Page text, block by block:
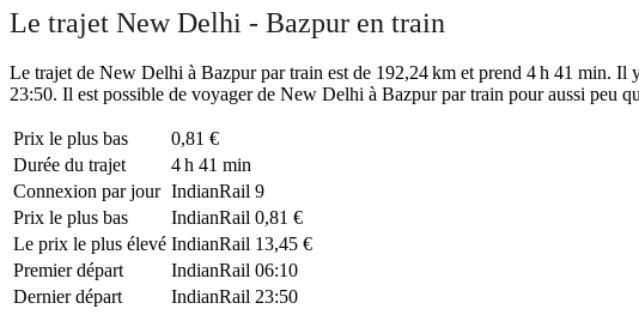
Le trajet New Delhi - Bazpur en train
Le trajet de New Delhi à Bazpur par train est de 192,24 km et prend 4 h 41 min. Il
23:50. Il est possible de voyager de New Delhi à Bazpur par train pour aussi peu
Prix ​​le plus bas
0,81 €
Durée du trajet
4 h 41 min
Connexion par jour IndianRail 9
Prix ​​le plus bas
IndianRail 0,81 €
Le prix le plus élevé IndianRail 13,45 €
Premier départ
IndianRail 06:10
Dernier départ
IndianRail 23:50